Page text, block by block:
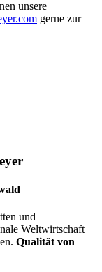
unsere
gerne zur
und
Weltwirtschaft
Qualität von